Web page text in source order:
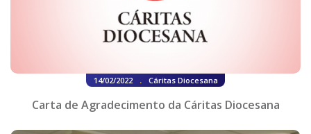
14/02/2022 . Cáritas Diocesana
Carta de Agradecimento da Cáritas Diocesana